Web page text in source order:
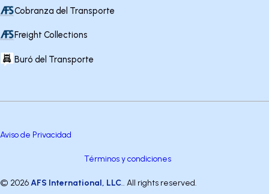
Cobranza del Transporte
Freight Collections
Buró del Transporte
© 2026AFS International, LLC.. All rights reserved.
Términos y condiciones
Aviso de Privacidad